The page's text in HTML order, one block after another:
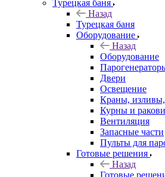
Турецкая баня
Назад
Турецкая баня
Оборудование
Назад
Оборудование
Двери
Освещение
Краны,
Курны и
Вентиляция
Запасные части
Пульты для
Готовые решения
Назад
Готовые